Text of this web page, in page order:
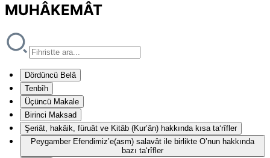
MUHÂKEMÂT
Dördüncü Belâ
Tenbîh
Üçüncü Makale
Birinci Maksad
Şeriât, hakâik, füruât ve Kitâb (Kur’ân) hakkında kısa ta‘rîfler
Peygamber Efendimiz’e(asm) salavât ile birlikte O’nun hakkında
bazı ta‘rîfler